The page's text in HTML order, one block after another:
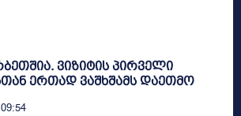
ვიზიტის პირველი
ერთად ვაშხშამს დაეთმო